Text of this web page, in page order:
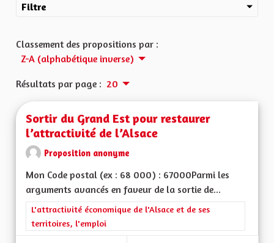
Filtre
Classement des propositions par :
Z-A (alphabétique inverse)
Résultats par page : 20
Sortir du Grand Est pour restaurer
l’attractivité de l’Alsace
Proposition anonyme
Mon Code postal (ex : 68 000) : 67000Parmi les
arguments avancés en faveur de la sortie de...
Filtrer les résultats de la catégorie : L'attractivité
L'attractivité économique de l'Alsace et de ses
territoires, l'emploi